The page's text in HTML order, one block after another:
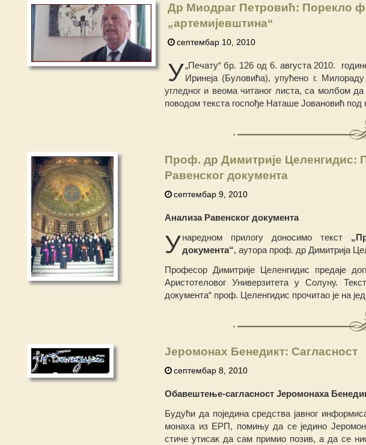
Др Миодраг Петровић: Порекло
„артемијевштина“
септембар 10, 2010
У„Печату“ бр. 126 од 6. августа 2010.
Иринеја (Буловића), упућено г.
угледног и веома читаног листа, са молбом да
поводом текста госпође Наташе Јовановић под
Проф. др Димитрије Целенгидис:
Равенског документа
септембар 9, 2010
Анализа Равенског документа
Унаредном прилогу доносимо текст
документа“, аутора проф. др Димитрија
Професор Димитрије Целенгидис предаје
Аристотеловог Универзитета у Солуну.
документа“ проф. Целенгидис прочитао је на
Јеромонах Бенедикт: Сагласност
септембар 8, 2010
Обавештење-сагласност Јеромонаха
Будући да поједина средства јавног
монаха из ЕРП, помињу да се једино
стиче утисак да сам примио позив, а дa се